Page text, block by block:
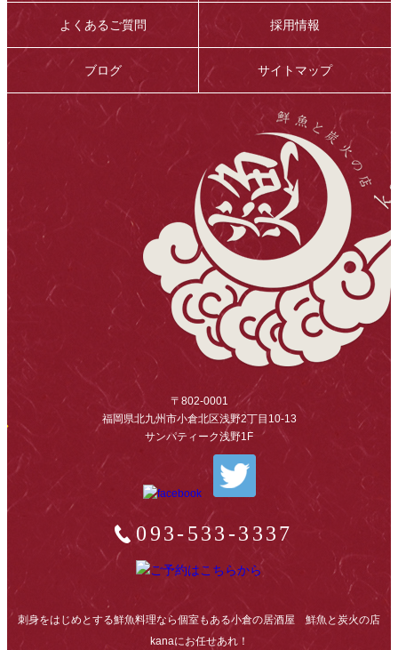
よくあるご質問 採用情報
ブログ サイトマップ
〒802-0001
福岡県北九州市小倉北区浅野2丁目10-13
サンパティーク浅野1F
093-533-3337
刺身をはじめとする鮮魚料理なら個室もある小倉の居酒屋 鮮魚と炭火の店
kanaにお任せあれ！